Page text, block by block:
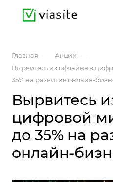
Главная — Акции —
Вырвитесь из офлайна в
35% на развитие онлайн-
Вырвитесь
цифровой
до 35% на
онлайн-